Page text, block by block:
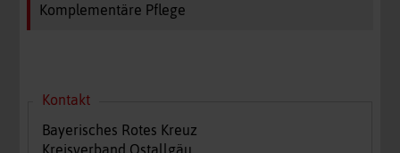
Komplementäre Pflege
Kontakt
Bayerisches Rotes Kreuz
Kreisverband Ostallgäu